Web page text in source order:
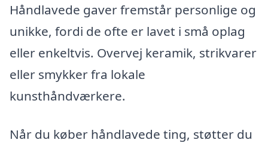
Håndlavede gaver fremstår personlige og
unikke, fordi de ofte er lavet i små oplag
eller enkeltvis. Overvej keramik, strikvarer
eller smykker fra lokale
kunsthåndværkere.
Når du køber håndlavede ting, støtter du